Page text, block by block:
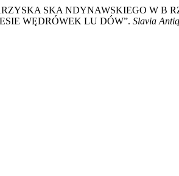
SKA NDYNAWSKIEGO W
WĘDRÓWEK LU DÓW”. Slavia